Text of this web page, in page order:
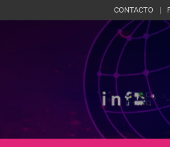
CONTACTO